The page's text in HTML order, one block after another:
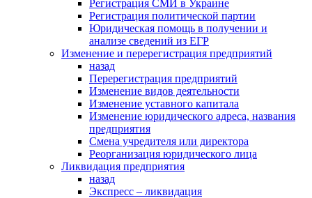
Регистрация СМИ в Украине
Регистрация политической партии
Юридическая помощь в получении и
анализе сведений из ЕГР
Изменение и перерегистрация предприятий
назад
Перерегистрация предприятий
Изменение видов деятельности
Изменение уставного капитала
Изменение юридического адреса, названия
предприятия
Смена учредителя или директора
Реорганизация юридического лица
Ликвидация предприятия
назад
Экспресс – ликвидация